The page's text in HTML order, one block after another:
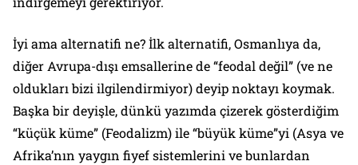
İyi ama alternatifi ne? İlk alternatifi, Osmanlıya da,
diğer Avrupa-dışı emsallerine de “feodal değil” (ve ne
oldukları bizi ilgilendirmiyor) deyip noktayı koymak.
Başka bir deyişle, dünkü yazımda çizerek gösterdiğim
“küçük küme” (Feodalizm) ile “büyük küme”yi (Asya ve
Afrika’nın yaygın fiyef sistemlerini ve bunlardan